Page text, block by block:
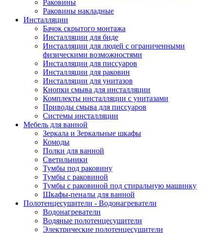
Раковины
Раковины накладные
Инсталляции
Бачок скрытого монтажа
Инсталляции для биде
Инсталляции для людей с ограниченными
физическими возможностями
Инсталляции для писсуаров
Инсталляции для раковин
Инсталляции для унитазов
Кнопки смыва для инсталляции
Комплекты инсталляции с унитазами
Приводы смыва для писсуаров
Системы инсталляции
Мебель для ванной
Зеркала и Зеркальные шкафы
Комоды
Полки для ванной
Светильники
Тумбы под раковину
Тумбы с раковиной
Тумбы с раковиной под стиральную машинку
Шкафы-пеналы для ванной
Полотенцесушители - Водонагреватели
Водонагреватели
Водяные полотенцесушители
Электрические полотенцесушители